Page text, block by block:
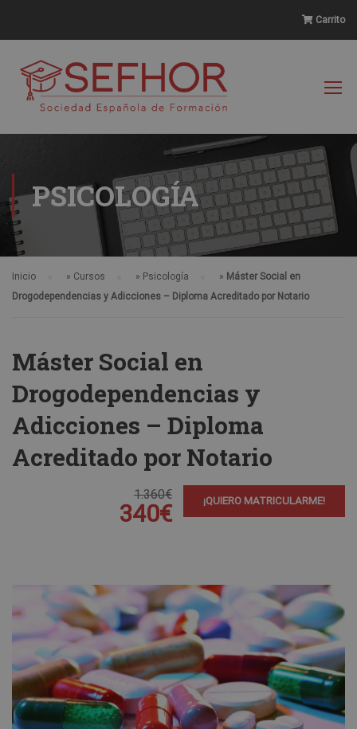
Carrito
PSICOLOGÍA
Inicio » Cursos » Psicología » Máster Social en
Drogodependencias y Adicciones – Diploma Acreditado por Notario
Máster Social en
Drogodependencias y
Adicciones – Diploma
Acreditado por Notario
1.360€
340€ ¡QUIERO MATRICULARME!